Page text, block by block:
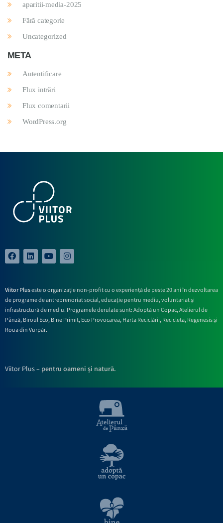
aparitii-media-2025
Fără categorie
Uncategorized
META
Autentificare
Flux intrări
Flux comentarii
WordPress.org
Viitor Pluseste o organizație non-profit cu o experiență de peste 20 ani în dezvoltarea
de programe de antreprenoriat social, educație pentru mediu, voluntariat și
infrastructură de mediu. Programele derulate sunt: Adoptă un Copac, Atelierul de
Pânză,Biroul Eco,Bine Primit,Eco Provocarea,Harta Reciclării,Recicleta, Regenesis și
Roua din Vurpăr.
Viitor Plus – pentru oameni și natură.